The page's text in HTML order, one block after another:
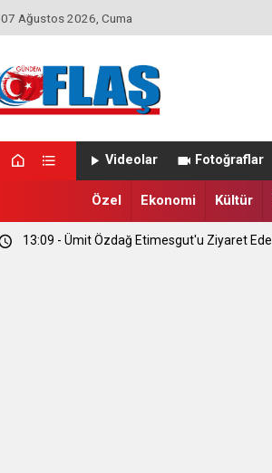
07 Ağustos 2026, Cuma
Videolar Fotoğraflar
Özel Ekonomi Kültür
23:46 - Memet Yula'dan Etimesgut
23:44 - Haymana'nın Geleceğini Masaya